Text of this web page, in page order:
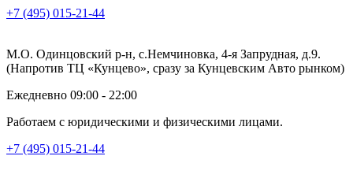
+7 (495) 015-21-44
М.О. Одинцовский р-н, с.Немчиновка, 4-я Запрудная, д.9.
(Напротив ТЦ «Кунцево», сразу за Кунцевским Авто рынком)
Ежедневно 09:00 - 22:00
Работаем с юридическими и физическими лицами.
+7 (495) 015-21-44